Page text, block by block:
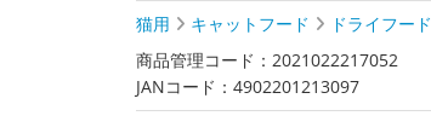
猫用 キャットフード ドライフード
商品管理コード：2021022217052
JANコード：4902201213097